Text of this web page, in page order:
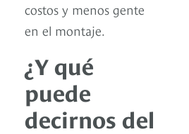
costos y menos gente
en el montaje.
¿Y qué
puede
decirnos del